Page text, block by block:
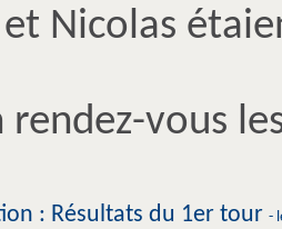
Nicolas
rendez-vous
: Résultats du 1er tour -